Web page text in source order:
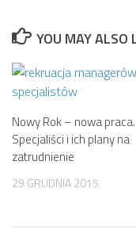
YOU MAY ALSO
Nowy Rok – nowa praca.
Specjaliści i ich plany na
zatrudnienie
29 GRUDNIA 2015